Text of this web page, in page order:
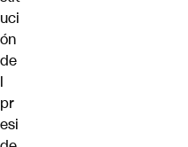
uci
ón
de
l
pr
esi